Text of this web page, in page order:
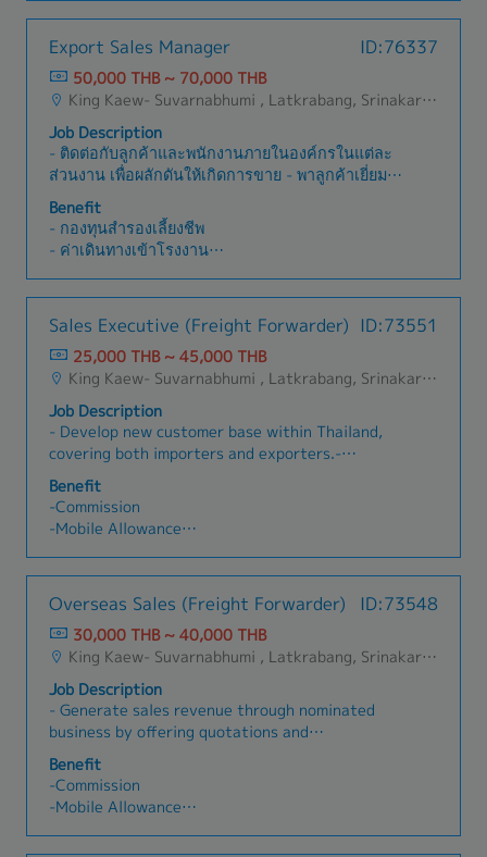
Visual Production- จัดทำ Wireframe และ
Storyboard โดยใช้ Canva หรือ Figma- สนับสนุน
การจัดทำ Presentation และสื่อประกอบต่าง ๆ-
- โบนัสขึ้นอยู่กับผลงานของบริษัท
- โอที
- ค่าอาหาร
- ค่าเดินทาง
- กองทุนสำรองเลี้ยงชีพ
- กิจกรรมทีม
- ท่องเที่ยวประจำปี 1 ครั้ง/ปี
- วันกีฬาสี งานเลี้ยงปีใหม่
- รางวัลทักษะภาษา
- เงินช่วยเหลือเพื่อพัฒนาทักษะ
(งานแต่งงาน/งานศพ/ทุนการศึกษา/ค่าเลี้ยงดูบุตร)
Export Sales Manager ID:76337
50,000 THB ~ 70,000 THB
King Kaew- Suvarnabhumi , Latkrabang, Srinakarin - Pattanakarn - Pravet, Bangna, All Airport Link Lines, Ramkhamhaeng/Bangkapi/Bueng Kum, Khlong Sam Wa, Khan Na Yao, Saphan Sung, Min Buri, Nong Chok, Suan Luang
Job Description
- ติดต่อกับลูกค้าและพนักงานภายในองค์กรในแต่ละ
ส่วนงาน เพื่อผลักดันให้เกิดการขาย - พาลูกค้าเยี่ยม
ชมการผลิตของโรงงงาน - รวบรวมข้อมูลความ
ต้องการของลูกค้า ติดต่อส่วนงานที่เกี่ยวข้อง เพื่อให้
ได้มาซึ่งข้อมูลสำหรับจัดทำใบเสนอราคาอย่าง
ครอบคลุม - ร่วมกับฝ่ายพัฒนาผลิตภัณฑ์ ออกแบบ,
เสนอแนะ และจัดทำแบบ, Drawing เพื่อให้ลูกค้าตรวจ
จองแผนการผลิตล่วงหน้า ตามระยะเวลาและสภาวะที่
เหมาะสม เพื่อตอบสนองกำหนดส่งออกที่ลูกค้า
ต้องการหรือต่อรองกับลูกค้า ตามจำเป็นและเหมาะสม
กับกำลังผลิต - ติดตามและผลักดัน ลูกค้า และหน่วย
งานภายใน ให้สภาวะของงานทุกขั้นตอน เป็นไปตาม
ข้อกำหนด อาทิเช่น สภาวะการ Approve ของงาน
ตัวอย่าง, สภาวะการตั้ง Customer code, Item code
ฯลฯ ทั้งนี้ เพื่อบรรลุจุดประสงค์ การผลิตแล้วเสร็จและ
ส่งออกได้ตามกำหนด - ติดตามการชำระเงินจาก
ลูกค้า กรณีล่าช้าเกินกำหนดชำระ - เรียนรู้ ทำความ
Benefit
- กองทุนสำรองเลี้ยงชีพ
- ค่าเดินทางเข้าโรงงาน
- Hybrid working
- กินเลี้ยงรายไตรมาส รายปี
- ประกันเดินทางกลุ่ม
- ตรวจสุขภาพประจำปี
- งบสำหรับ learning (ขึ้นอยู่กับการพิจารณาของผู้
บริหาร)
- กิจกรรมในองค์กร เช่นเพ้นเซรามิก กิจกรรมประจำ
ออฟฟิศเพื่อสานสัมพันธ์
- ห้องออกกำลังกายของบริษัท (ลู่วิ่ง เวท จักรยาน)
- มี AI ของบริษัทให้ใช้
- ค่าโทรศัพท์ (กรณีเดินทางไปต่างประเทศ)
Sales Executive (Freight Forwarder) ID:73551
25,000 THB ~ 45,000 THB
King Kaew- Suvarnabhumi , Latkrabang, Srinakarin - Pattanakarn - Pravet, Bangna, All Airport Link Lines, Ramkhamhaeng/Bangkapi/Bueng Kum, Khlong Sam Wa, Khan Na Yao, Saphan Sung, Min Buri, Nong Chok, Suan Luang
Job Description
- Develop new customer base within Thailand,
covering both importers and exporters.-
Maintain and expand relationships with existing
customers, offering value-added services where
appropriate.- Schedule and attend meetings
with potential customers to present the
company’s services.- Respond to customer
and achieve targeted profit margins- Co-
ordinate with overseas agents and relevant
internal departments to ensure seamless
import/export services for customers
throughout the process.- Prepare sales reports
and present them to the department head and
management for analysis and sales performance
improvement.
Benefit
-Commission
-Mobile Allowance
-Social Security
-Group Health Insurance
-Group Life Insurance
-Accident Insurance
-Company Uniform
-Incentives – Overall target-based rewards
-Provident Fund
-Marriage / Funeral Assistance
-Annual Company Party
-Performance-based Bonus
Overseas Sales (Freight Forwarder) ID:73548
30,000 THB ~ 40,000 THB
King Kaew- Suvarnabhumi , Latkrabang, Srinakarin - Pattanakarn - Pravet, Bangna, All Airport Link Lines, Ramkhamhaeng/Bangkapi/Bueng Kum, Khlong Sam Wa, Khan Na Yao, Saphan Sung, Min Buri, Nong Chok, Suan Luang
Job Description
- Generate sales revenue through nominated
business by offering quotations and
import/export services to overseas agents as
well as other services requested by agents such
as customs clearance and warehousing.-
Contact shipping lines and airlines to check
rates and schedules.- Co-ordinate with overseas
Benefit
-Commission
-Mobile Allowance
-Social Security